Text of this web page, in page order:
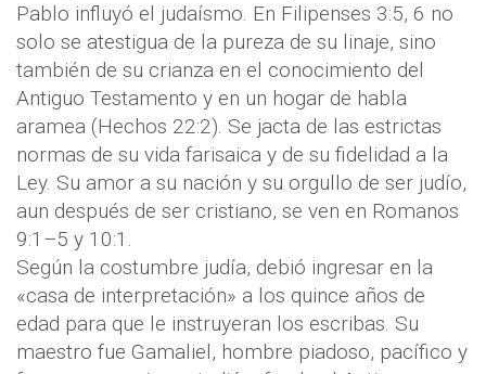
Pablo influyó el judaísmo. En Filipenses 3:5, 6 no
solo se atestigua de la pureza de su linaje, sino
también de su crianza en el conocimiento del
Antiguo Testamento y en un hogar de habla
aramea (Hechos 22:2). Se jacta de las estrictas
normas de su vida farisaica y de su fidelidad a la
Ley. Su amor a su nación y su orgullo de ser judío,
aun después de ser cristiano, se ven en Romanos
9:1–5 y 10:1.
Según la costumbre judía, debió ingresar en la
«casa de interpretación» a los quince años de
edad para que le instruyeran los escribas. Su
maestro fue Gamaliel, hombre piadoso, pacífico y